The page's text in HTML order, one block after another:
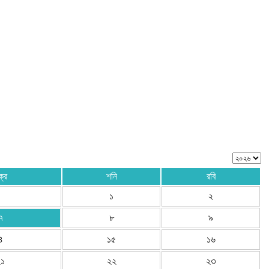
শনি
রবি
১
২
৮ ৯
১৫ ১৬
২২ ২৩